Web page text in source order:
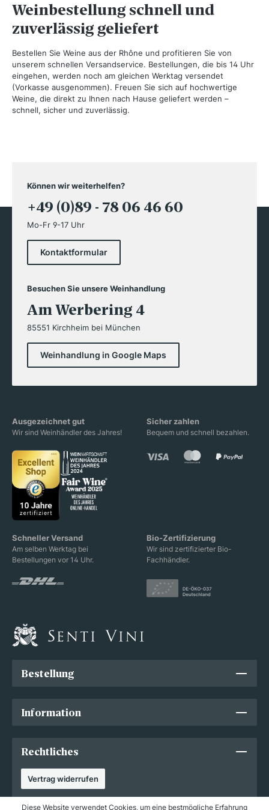
Weinbestellung schnell und
zuverlässig geliefert
Bestellen Sie Weine aus der Rhône und profitieren Sie von
unserem schnellen Versandservice. Bestellungen, die bis 14 Uhr
eingehen, werden noch am gleichen Werktag versendet
(Vorkasse ausgenommen). Freuen Sie sich auf hochwertige
Weine, die direkt zu Ihnen nach Hause geliefert werden –
schnell, sicher und zuverlässig.
Können wir weiterhelfen?
+49 (0)89 - 78 06 46 60
Mo-Fr 9-17 Uhr
Kontaktformular
Besuchen Sie unsere Weinhandlung
Am Werbering 4
85551 Kirchheim bei München
Weinhandlung in Google Maps
Ausgezeichnet gut
Wir sind Weinhändler des Jahres!
Sicher zahlen
Bequem und schnell bezahlen.
Schneller Versand
Am selben Werktag bei
Bestellungen vor 14 Uhr.
Bio-Zertifizierung
Wir sind zertifizierter Bio-
Fachhändler.
Bestellung
Information
Rechtliches
Vertrag widerrufen
Diese Website verwendet Cookies, um eine bestmögliche Erfahrung